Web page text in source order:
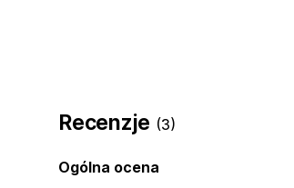
Recenzje (3)
Ogólna ocena